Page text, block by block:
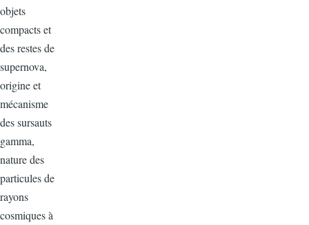
objets
compacts et
des restes de
supernova,
origine et
mécanisme
des sursauts
gamma,
nature des
particules de
rayons
cosmiques à